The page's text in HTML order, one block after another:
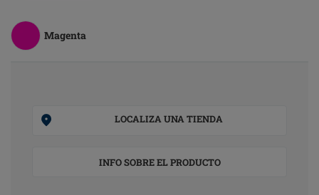
Magenta
LOCALIZA UNA TIENDA
INFO SOBRE EL PRODUCTO